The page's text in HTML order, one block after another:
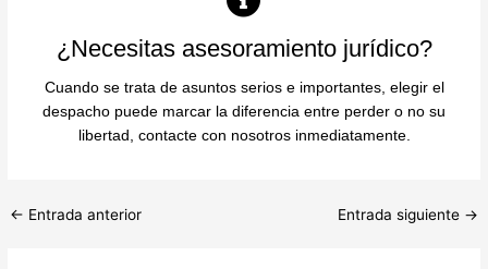
¿Necesitas asesoramiento jurídico?
Cuando se trata de asuntos serios e importantes, elegir el
despacho puede marcar la diferencia entre perder o no su
libertad, contacte con nosotros inmediatamente.
← Entrada anterior Entrada siguiente →